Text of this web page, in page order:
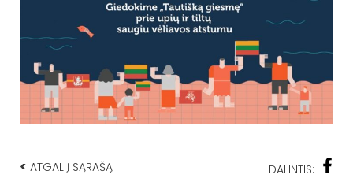
< ATGAL Į SĄRAŠĄ DALINTIS: